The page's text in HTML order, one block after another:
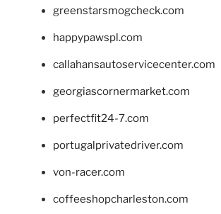
greenstarsmogcheck.com
happypawspl.com
callahansautoservicecenter.com
georgiascornermarket.com
perfectfit24-7.com
portugalprivatedriver.com
von-racer.com
coffeeshopcharleston.com